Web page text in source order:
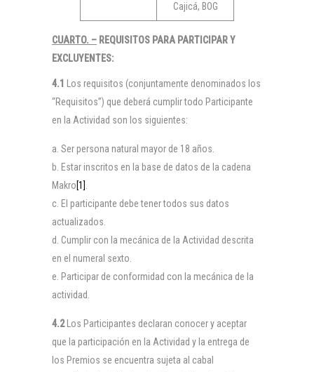
Cajicá, BOG
CUARTO. – REQUISITOS PARA PARTICIPAR Y
EXCLUYENTES:
4.1
Los requisitos (conjuntamente denominados los
“Requisitos”) que deberá cumplir todo Participante
en la Actividad son los siguientes:
Ser persona natural mayor de 18 años.
Estar inscritos en la base de datos de la cadena
Makro[1]
El participante debe tener todos sus datos
actualizados.
Cumplir con la mecánica de la Actividad descrita
en el numeral sexto.
Participar de conformidad con la mecánica de la
actividad.
4.2Los Participantes declaran conocer y aceptar
que la participación en la Actividad y la entrega de
los Premios se encuentra sujeta al cabal